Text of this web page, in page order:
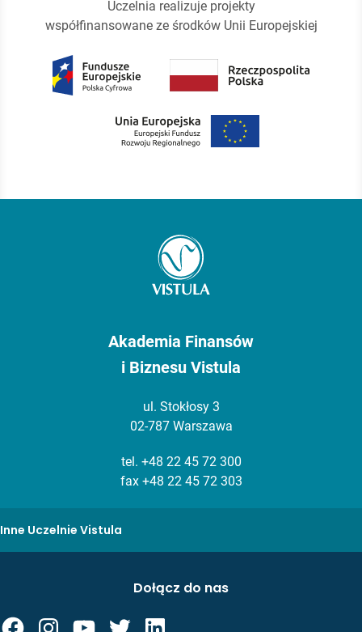
Uczelnia realizuje projekty
współfinansowane ze środków Unii Europejskiej
Akademia Finansów
i Biznesu Vistula
ul. Stokłosy 3
02-787 Warszawa
tel. +48 22 45 72 300
fax +48 22 45 72 303
Inne Uczelnie Vistula
Dołącz do nas